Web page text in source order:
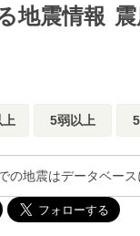
地震情報
5弱以上
の地震はデータベース